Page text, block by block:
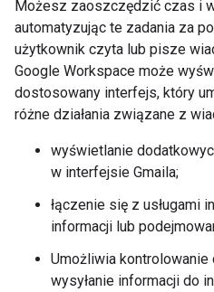
Możesz zaoszczędzić czas i
automatyzując te zadania za
użytkownik czyta lub pisze
Google Workspace może
dostosowany interfejs, który
różne działania związane z
wyświetlanie
w interfejsie Gmaila;
łączenie się z usługami
informacji lub
Umożliwia kontrolowanie
wysyłanie informacji do